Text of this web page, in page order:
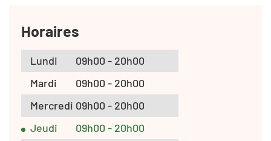
Horaires
Lundi
09h00 - 20h00
Mardi
09h00 - 20h00
Mercredi 09h00 - 20h00
Jeudi
09h00 - 20h00